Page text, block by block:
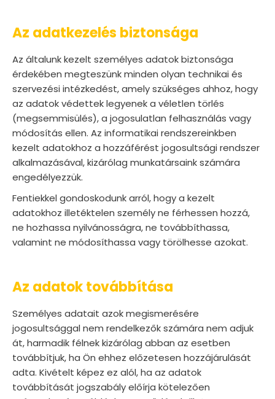
Az adatkezelés biztonsága
Az általunk kezelt személyes adatok biztonsága
érdekében megteszünk minden olyan technikai és
szervezési intézkedést, amely szükséges ahhoz, hogy
az adatok védettek legyenek a véletlen törlés
(megsemmisülés), a jogosulatlan felhasználás vagy
módosítás ellen. Az informatikai rendszereinkben
kezelt adatokhoz a hozzáférést jogosultsági rendszer
alkalmazásával, kizárólag munkatársaink számára
engedélyezzük.
Fentiekkel gondoskodunk arról, hogy a kezelt
adatokhoz illetéktelen személy ne férhessen hozzá,
ne hozhassa nyilvánosságra, ne továbbíthassa,
valamint ne módosíthassa vagy törölhesse azokat.
Az adatok továbbítása
Személyes adatait azok megismerésére
jogosultsággal nem rendelkezők számára nem adjuk
át, harmadik félnek kizárólag abban az esetben
továbbítjuk, ha Ön ehhez előzetesen hozzájárulását
adta. Kivételt képez ez alól, ha az adatok
továbbítását jogszabály előírja kötelezően